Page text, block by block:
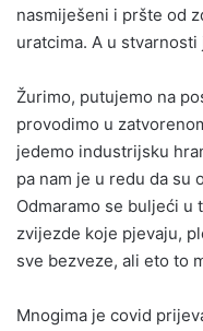
nasmiješeni i pršte od
uratcima. A u
Žurimo, putujemo na
provodimo u
jedemo industrijsku
pa nam je u redu da su
Odmaramo se buljeći u
zvijezde koje pjevaju,
sve bezveze, ali eto to
Mnogima je covid